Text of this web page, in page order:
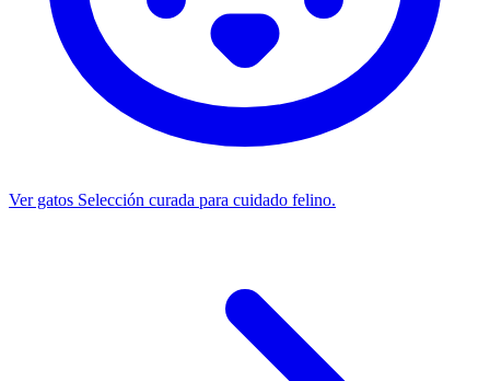
Ver gatos Selección curada para cuidado felino.